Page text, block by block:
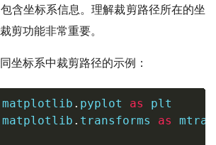
含坐标系信息。理解裁剪路径所在的坐
剪功能非常重要。
坐标系中裁剪路径的示例：
matplotlib . pyplot as
matplotlib . transforms as